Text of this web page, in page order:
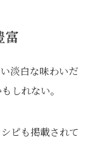
富
淡白な味わいだ
しれない。
ピも掲載されて